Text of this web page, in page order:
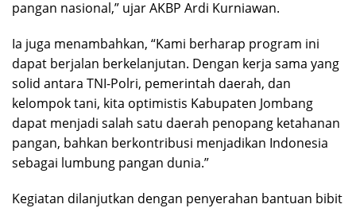
pangan nasional,” ujar AKBP Ardi Kurniawan.
Ia juga menambahkan, “Kami berharap program ini
dapat berjalan berkelanjutan. Dengan kerja sama yang
solid antara TNI-Polri, pemerintah daerah, dan
kelompok tani, kita optimistis Kabupaten Jombang
dapat menjadi salah satu daerah penopang ketahanan
pangan, bahkan berkontribusi menjadikan Indonesia
sebagai lumbung pangan dunia.”
Kegiatan dilanjutkan dengan penyerahan bantuan bibit